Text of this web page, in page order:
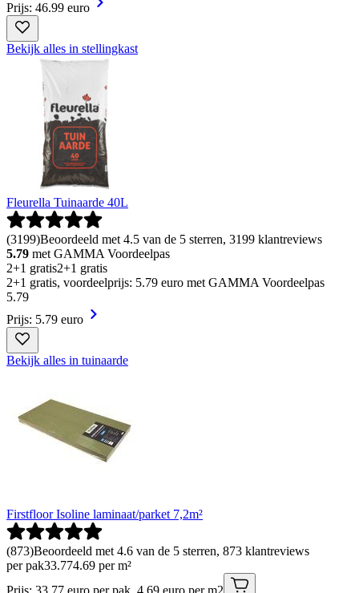
Prijs: 46.99 euro
Bekijk alles in stellingkast
Fleurella Tuinaarde 40L
(3199)Beoordeeld met 4.5 van de 5 sterren, 3199 klantreviews
5.79 met GAMMA Voordeelpas
2+1 gratis2+1 gratis
2+1 gratis, voordeelprijs: 5.79 euro met GAMMA Voordeelpas
5.79
Prijs: 5.79 euro
Bekijk alles in tuinaarde
Firstfloor Isoline laminaat/parket 7,2m²
(873)Beoordeeld met 4.6 van de 5 sterren, 873 klantreviews
per pak33.774.69 per m²